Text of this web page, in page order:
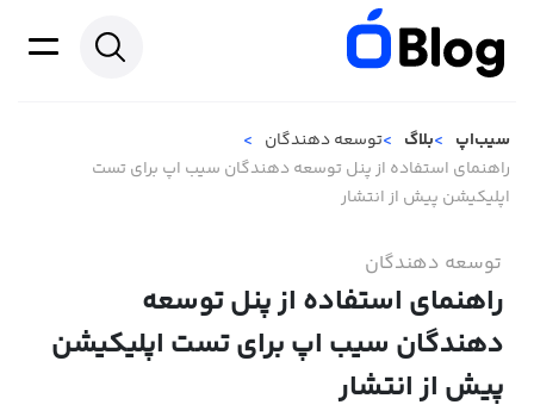
سیب‌اپ بلاگ
توسعه دهندگان
راهنمای استفاده از پنل توسعه دهندگان سیب اپ برای تست
اپلیکیشن پیش از انتشار
توسعه دهندگان
راهنمای استفاده از پنل توسعه
دهندگان سیب اپ برای تست اپلیکیشن
پیش از انتشار